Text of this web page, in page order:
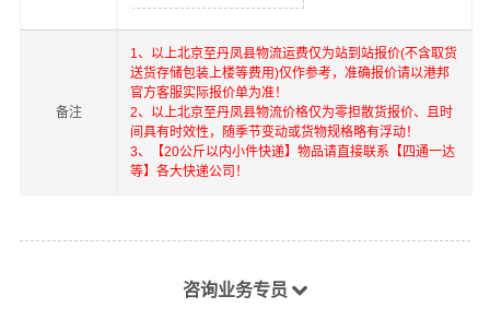
备注
1、以上北京至丹凤县物流运费仅为站到站报价(不含取货
送货存储包装上楼等费用)仅作参考，准确报价请以港邦
官方客服实际报价单为准！
2、以上北京至丹凤县物流价格仅为零担散货报价、且时
间具有时效性，随季节变动或货物规格略有浮动！
3、【20公斤以内小件快递】物品请直接联系【四通一达
等】各大快递公司！
咨询业务专员